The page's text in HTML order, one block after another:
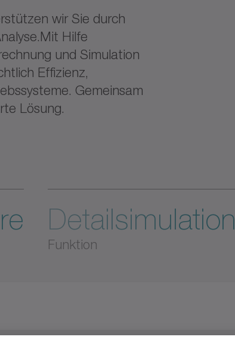
wir Sie durch
Hilfe
und Simulation
Effizienz,
Gemeinsam
Lösung.
Detailsimulation
Funktion